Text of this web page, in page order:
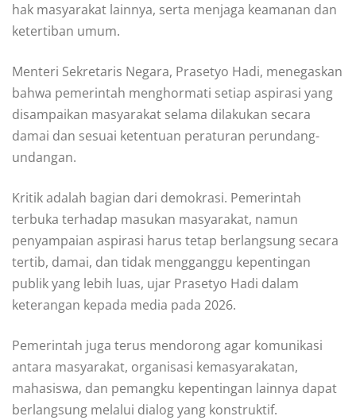
hak masyarakat lainnya, serta menjaga keamanan dan
ketertiban umum.
Menteri Sekretaris Negara, Prasetyo Hadi, menegaskan
bahwa pemerintah menghormati setiap aspirasi yang
disampaikan masyarakat selama dilakukan secara
damai dan sesuai ketentuan peraturan perundang-
undangan.
Kritik adalah bagian dari demokrasi. Pemerintah
terbuka terhadap masukan masyarakat, namun
penyampaian aspirasi harus tetap berlangsung secara
tertib, damai, dan tidak mengganggu kepentingan
publik yang lebih luas, ujar Prasetyo Hadi dalam
keterangan kepada media pada 2026.
Pemerintah juga terus mendorong agar komunikasi
antara masyarakat, organisasi kemasyarakatan,
mahasiswa, dan pemangku kepentingan lainnya dapat
berlangsung melalui dialog yang konstruktif.